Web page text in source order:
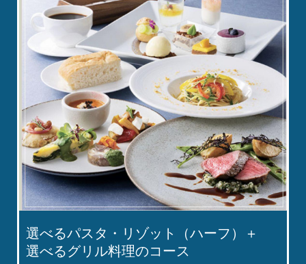
選べるパスタ・リゾット（ハーフ）＋
選べるグリル料理のコース